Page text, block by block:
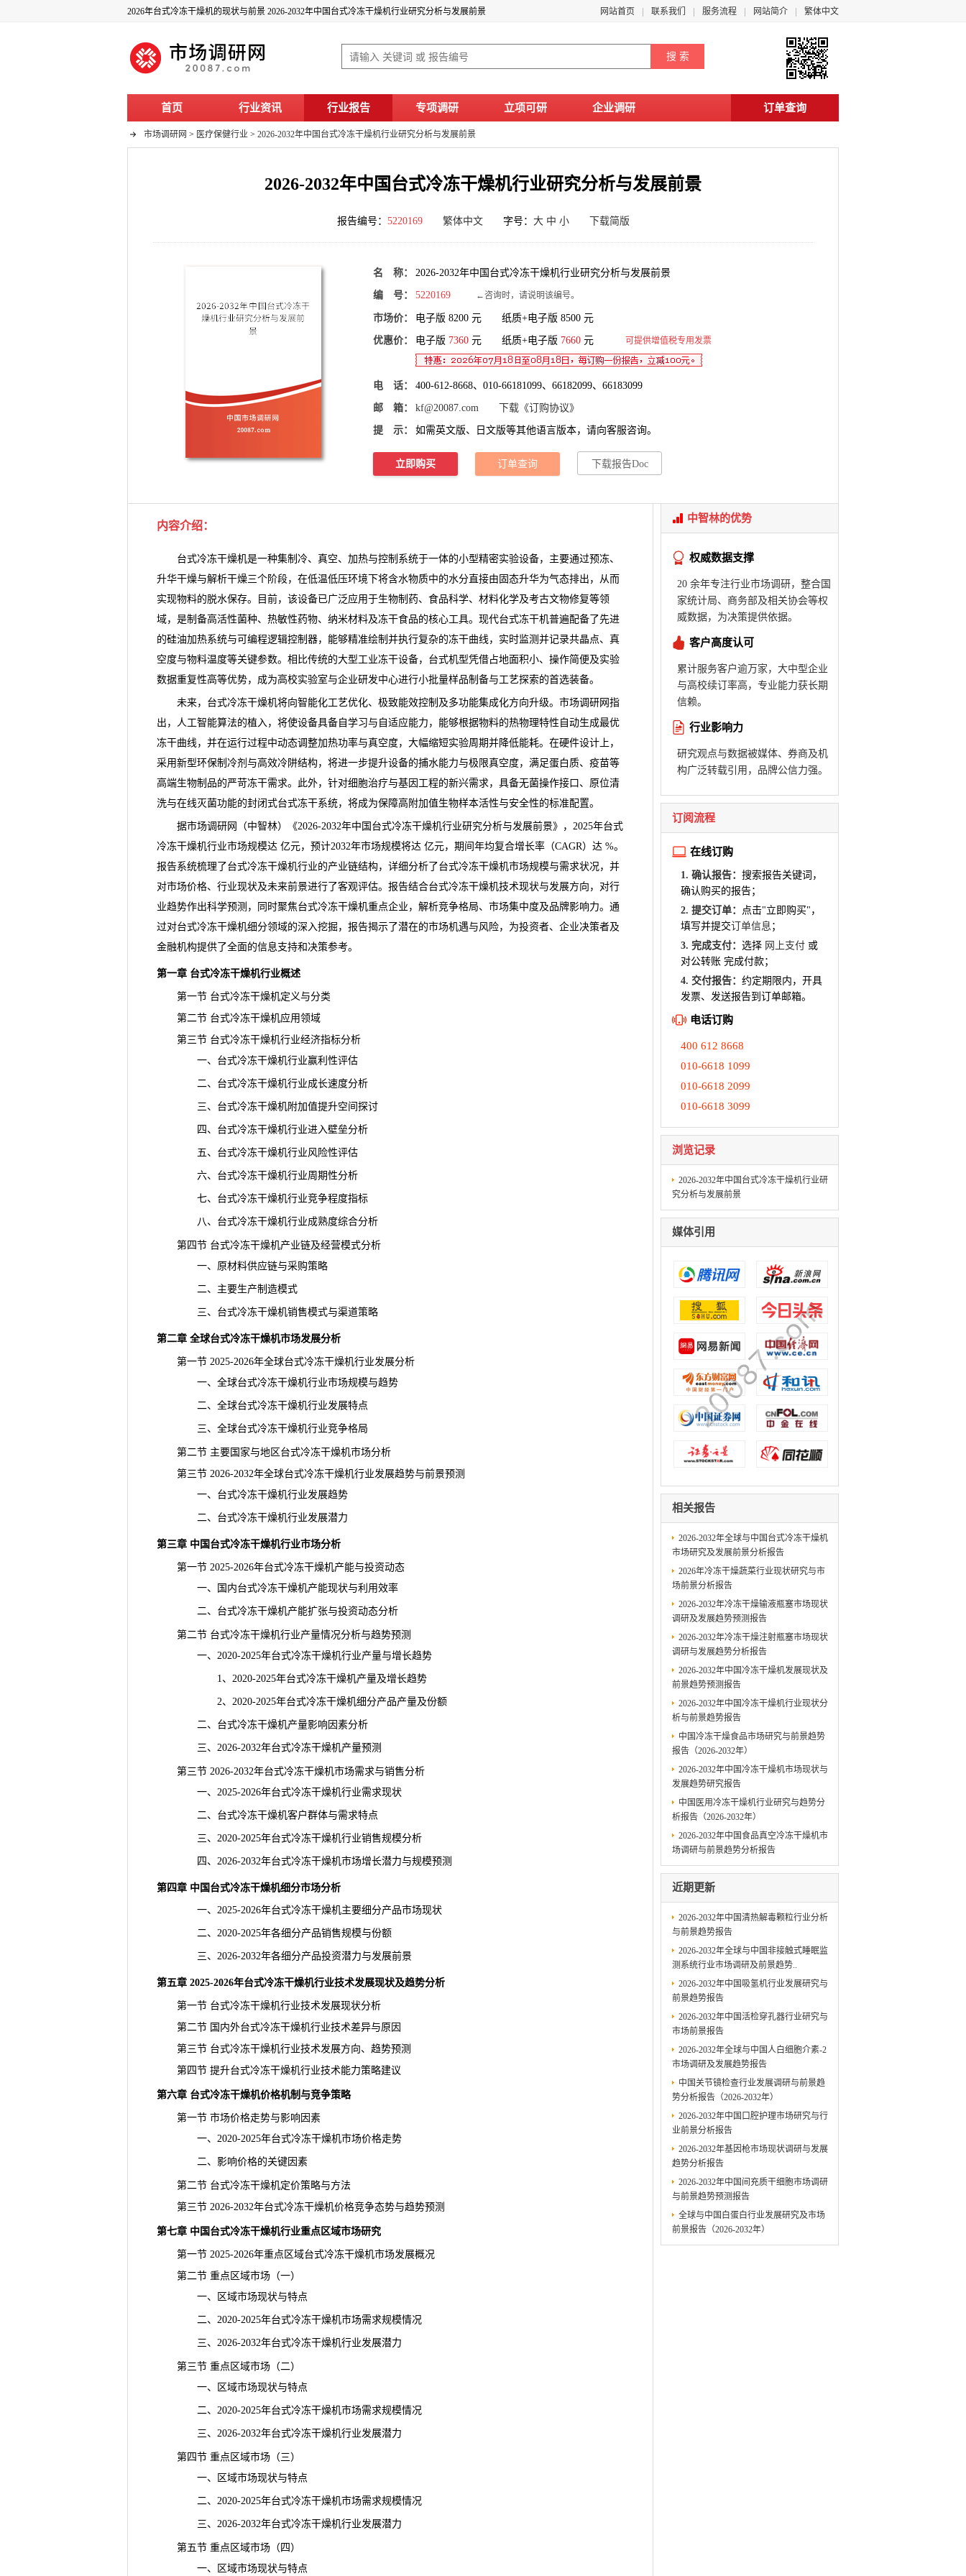
2026年台式冷冻干燥机的现状与前景 2026-2032年中国台式冷冻干燥机行业研究分析与发展前景 网站首页 联系我们 服务流程 网站简介 繁体中文
首页 行业资讯 行业报告 专项调研 立项可研 企业调研 订单查询
市场调研网 > 医疗保健行业 > 2026-2032年中国台式冷冻干燥机行业研究分析与发展前景
2026-2032年中国台式冷冻干燥机行业研究分析与发展前景
报告编号： 5220169 繁体中文字号： 大 中 小 下载简版
名 称： 2026-2032年中国台式冷冻干燥机行业研究分析与发展前景
编 号： 5220169 ←咨询时，请说明该编号。
市场价： 电子版 8200 元 纸质+电子版 8500 元
优惠价： 电子版 7360 元 纸质+电子版 7660 元 可提供增值税专用发票
电 话： 400-612-8668、010-66181099、66182099、66183099
邮 箱： kf@20087.com 下载《订购协议》
提 示： 如需英文版、日文版等其他语言版本，请向客服咨询。
立即购买 订单查询 下载报告Doc
内容介绍：
台式冷冻干燥机是一种集制冷、真空、加热与控制系统于一体的小型精密实验设备，主要通过预冻、
升华干燥与解析干燥三个阶段，在低温低压环境下将含水物质中的水分直接由固态升华为气态排出，从而
实现物料的脱水保存。目前，该设备已广泛应用于生物制药、食品科学、材料化学及考古文物修复等领
域，是制备高活性菌种、热敏性药物、纳米材料及冻干食品的核心工具。现代台式冻干机普遍配备了先进
的硅油加热系统与可编程逻辑控制器，能够精准绘制并执行复杂的冻干曲线，实时监测并记录共晶点、真
空度与物料温度等关键参数。相比传统的大型工业冻干设备，台式机型凭借占地面积小、操作简便及实验
数据重复性高等优势，成为高校实验室与企业研发中心进行小批量样品制备与工艺探索的首选装备。
未来，台式冷冻干燥机将向智能化工艺优化、极致能效控制及多功能集成化方向升级。 市场调研网 指
出，人工智能算法的植入，将使设备具备自学习与自适应能力，能够根据物料的热物理特性自动生成最优
冻干曲线，并在运行过程中动态调整加热功率与真空度，大幅缩短实验周期并降低能耗。在硬件设计上，
采用新型环保制冷剂与高效冷阱结构，将进一步提升设备的捕水能力与极限真空度，满足蛋白质、疫苗等
高端生物制品的严苛冻干需求。此外，针对细胞治疗与基因工程的新兴需求，具备无菌操作接口、原位清
洗与在线灭菌功能的封闭式台式冻干系统，将成为保障高附加值生物样本活性与安全性的标准配置。
据市场调研网（中智林）《2026-2032年中国台式冷冻干燥机行业研究分析与发展前景》，2025年台式
冷冻干燥机行业市场规模达 亿元，预计2032年市场规模将达 亿元，期间年均复合增长率（CAGR）达 %。
报告系统梳理了台式冷冻干燥机行业的产业链结构，详细分析了台式冷冻干燥机市场规模与需求状况，并
对市场价格、行业现状及未来前景进行了客观评估。报告结合台式冷冻干燥机技术现状与发展方向，对行
业趋势作出科学预测，同时聚焦台式冷冻干燥机重点企业，解析竞争格局、市场集中度及品牌影响力。通
过对台式冷冻干燥机细分领域的深入挖掘，报告揭示了潜在的市场机遇与风险，为投资者、企业决策者及
金融机构提供了全面的信息支持和决策参考。
第一章 台式冷冻干燥机行业概述
第一节 台式冷冻干燥机定义与分类
第二节 台式冷冻干燥机应用领域
第三节 台式冷冻干燥机行业经济指标分析
一、台式冷冻干燥机行业赢利性评估
二、台式冷冻干燥机行业成长速度分析
三、台式冷冻干燥机附加值提升空间探讨
四、台式冷冻干燥机行业进入壁垒分析
五、台式冷冻干燥机行业风险性评估
六、台式冷冻干燥机行业周期性分析
七、台式冷冻干燥机行业竞争程度指标
八、台式冷冻干燥机行业成熟度综合分析
第四节 台式冷冻干燥机产业链及经营模式分析
一、原材料供应链与采购策略
二、主要生产制造模式
三、台式冷冻干燥机销售模式与渠道策略
第二章 全球台式冷冻干燥机市场发展分析
第一节 2025-2026年全球台式冷冻干燥机行业发展分析
一、全球台式冷冻干燥机行业市场规模与趋势
二、全球台式冷冻干燥机行业发展特点
三、全球台式冷冻干燥机行业竞争格局
第二节 主要国家与地区台式冷冻干燥机市场分析
第三节 2026-2032年全球台式冷冻干燥机行业发展趋势与前景预测
一、台式冷冻干燥机行业发展趋势
二、台式冷冻干燥机行业发展潜力
第三章 中国台式冷冻干燥机行业市场分析
第一节 2025-2026年台式冷冻干燥机产能与投资动态
一、国内台式冷冻干燥机产能现状与利用效率
二、台式冷冻干燥机产能扩张与投资动态分析
第二节 台式冷冻干燥机行业产量情况分析与趋势预测
一、2020-2025年台式冷冻干燥机行业产量与增长趋势
1、2020-2025年台式冷冻干燥机产量及增长趋势
2、2020-2025年台式冷冻干燥机细分产品产量及份额
二、台式冷冻干燥机产量影响因素分析
三、2026-2032年台式冷冻干燥机产量预测
第三节 2026-2032年台式冷冻干燥机市场需求与销售分析
一、2025-2026年台式冷冻干燥机行业需求现状
二、台式冷冻干燥机客户群体与需求特点
三、2020-2025年台式冷冻干燥机行业销售规模分析
四、2026-2032年台式冷冻干燥机市场增长潜力与规模预测
第四章 中国台式冷冻干燥机细分市场分析
一、2025-2026年台式冷冻干燥机主要细分产品市场现状
二、2020-2025年各细分产品销售规模与份额
三、2026-2032年各细分产品投资潜力与发展前景
第五章 2025-2026年台式冷冻干燥机行业技术发展现状及趋势分析
第一节 台式冷冻干燥机行业技术发展现状分析
第二节 国内外台式冷冻干燥机行业技术差异与原因
第三节 台式冷冻干燥机行业技术发展方向、趋势预测
第四节 提升台式冷冻干燥机行业技术能力策略建议
第六章 台式冷冻干燥机价格机制与竞争策略
第一节 市场价格走势与影响因素
一、2020-2025年台式冷冻干燥机市场价格走势
二、影响价格的关键因素
第二节 台式冷冻干燥机定价策略与方法
第三节 2026-2032年台式冷冻干燥机价格竞争态势与趋势预测
第七章 中国台式冷冻干燥机行业重点区域市场研究
第一节 2025-2026年重点区域台式冷冻干燥机市场发展概况
第二节 重点区域市场（一）
一、区域市场现状与特点
二、2020-2025年台式冷冻干燥机市场需求规模情况
三、2026-2032年台式冷冻干燥机行业发展潜力
第三节 重点区域市场（二）
一、区域市场现状与特点
二、2020-2025年台式冷冻干燥机市场需求规模情况
三、2026-2032年台式冷冻干燥机行业发展潜力
第四节 重点区域市场（三）
一、区域市场现状与特点
二、2020-2025年台式冷冻干燥机市场需求规模情况
三、2026-2032年台式冷冻干燥机行业发展潜力
第五节 重点区域市场（四）
一、区域市场现状与特点
中智林的优势
权威数据支撑
20 余年专注行业市场调研，整合国
家统计局、商务部及相关协会等权
威数据，为决策提供依据。
客户高度认可
累计服务客户逾万家，大中型企业
与高校续订率高，专业能力获长期
信赖。
行业影响力
研究观点与数据被媒体、券商及机
构广泛转载引用，品牌公信力强。
订阅流程
在线订购
1. 确认报告： 搜索报告关键词，
确认购买的报告；
2. 提交订单： 点击"立即购买"，
填写并提交订单信息 ；
3. 完成支付： 选择 网上支付 或
对公转账 完成付款；
4. 交付报告： 约定期限内，开具
发票、发送报告到订单邮箱。
电话订购
400 612 8668
010-6618 1099
010-6618 2099
010-6618 3099
浏览记录
2026-2032年中国台式冷冻干燥机行业研
究分析与发展前景
媒体引用
相关报告
2026-2032年全球与中国台式冷冻干燥机
市场研究及发展前景分析报告
2026年冷冻干燥蔬菜行业现状研究与市
场前景分析报告
2026-2032年冷冻干燥输液瓶塞市场现状
调研及发展趋势预测报告
2026-2032年冷冻干燥注射瓶塞市场现状
调研与发展趋势分析报告
2026-2032年中国冷冻干燥机发展现状及
前景趋势预测报告
2026-2032年中国冷冻干燥机行业现状分
析与前景趋势报告
中国冷冻干燥食品市场研究与前景趋势
报告（2026-2032年）
2026-2032年中国冷冻干燥机市场现状与
发展趋势研究报告
中国医用冷冻干燥机行业研究与趋势分
析报告（2026-2032年）
2026-2032年中国食品真空冷冻干燥机市
场调研与前景趋势分析报告
近期更新
2026-2032年中国清热解毒颗粒行业分析
与前景趋势报告
2026-2032年全球与中国非接触式睡眠监
测系统行业市场调研及前景趋势..
2026-2032年中国吸氢机行业发展研究与
前景趋势报告
2026-2032年中国活检穿孔器行业研究与
市场前景报告
2026-2032年全球与中国人白细胞介素-2
市场调研及发展趋势报告
中国关节镜检查行业发展调研与前景趋
势分析报告（2026-2032年）
2026-2032年中国口腔护理市场研究与行
业前景分析报告
2026-2032年基因枪市场现状调研与发展
趋势分析报告
2026-2032年中国间充质干细胞市场调研
与前景趋势预测报告
全球与中国白蛋白行业发展研究及市场
前景报告（2026-2032年）